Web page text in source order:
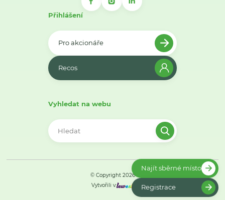
Přihlášení
Pro akcionáře
Recos
Vyhledat na webu
© Copyright 2026
Vytvořili v:
Najít sběrné místo
Registrace